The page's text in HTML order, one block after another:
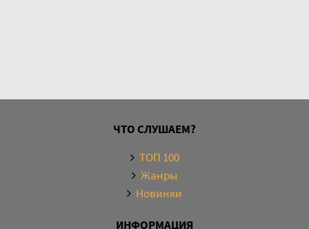
ЧТО СЛУШАЕМ?
ТОП 100
Жанры
Новинки
ИНФОРМАЦИЯ